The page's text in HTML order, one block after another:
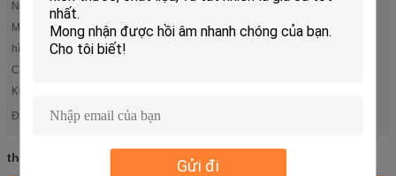
Gửi đi
Nguồn gốc:
Trung Quốc
MOQ:
500-1.000 chiếc
hình dạng:
Khung hình
Cách sử dụng:
Kích thước:
Điểm nổi bật:
Casket Cross
thẻ: quan tài trang trí ốc vít ,Casket Cross hoa tưởng niệm